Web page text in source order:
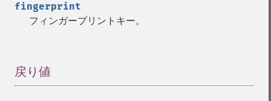
fingerprint
フィンガープリントキー。
戻り値